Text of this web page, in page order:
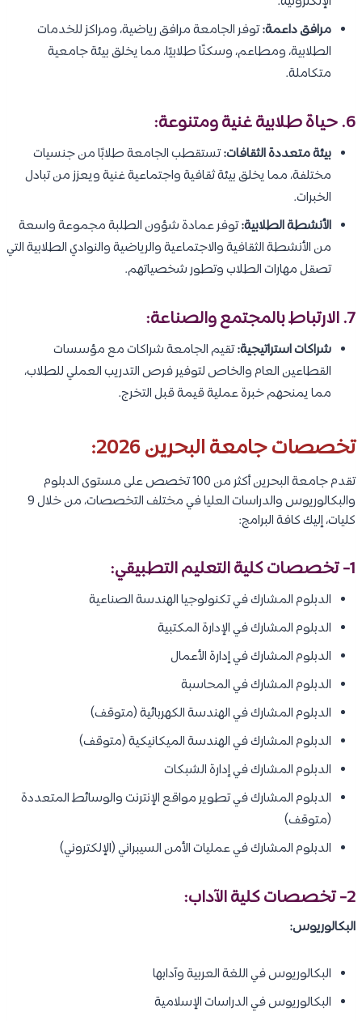
مرافق داعمة:توفر الجامعة مرافق رياضية، ومراكز للخدمات
الطلابية، ومطاعم، وسكنًا طلابيًا، مما يخلق بيئة جامعية
متكاملة.
6. حياة طلابية غنية ومتنوعة:
بيئة متعددة الثقافات:تستقطب الجامعة طلابًا من جنسيات
مختلفة، مما يخلق بيئة ثقافية واجتماعية غنية ويعزز من تبادل
الخبرات.
الأنشطة الطلابية:توفر عمادة شؤون الطلبة مجموعة واسعة
من الأنشطة الثقافية والاجتماعية والرياضية والنوادي الطلابية التي
تصقل مهارات الطلاب وتطور شخصياتهم.
7. الارتباط بالمجتمع والصناعة:
شراكات استراتيجية:تقيم الجامعة شراكات مع مؤسسات
القطاعين العام والخاص لتوفير فرص التدريب العملي للطلاب،
مما يمنحهم خبرة عملية قيمة قبل التخرج.
تخصصات جامعة البحرين 2026:
تقدم جامعة البحرين أكثر من 100 تخصص على مستوى الدبلوم
والبكالوريوس والدراسات العليا في مختلف التخصصات، من خلال 9
كليات، إليك كافة البرامج:
1- تخصصات كلية التعليم التطبيقي:
الدبلوم المشارك في تكنولوجيا الهندسة الصناعية
الدبلوم المشارك في الإدارة المكتبية
الدبلوم المشارك في إدارة الأعمال
الدبلوم المشارك في المحاسبة
الدبلوم المشارك في الهندسة الكهربائية (متوقف)
الدبلوم المشارك في الهندسة الميكانيكية (متوقف)
الدبلوم المشارك في إدارة الشبكات
الدبلوم المشارك في تطوير مواقع الإنترنت والوسائط المتعددة
(متوقف)
الدبلوم المشارك في عمليات الأمن السيبراني (الإلكتروني)
2- تخصصات كلية الآداب:
البكالوريوس:
البكالوريوس في اللغة العربية وآدابها
البكالوريوس في الدراسات الإسلامية